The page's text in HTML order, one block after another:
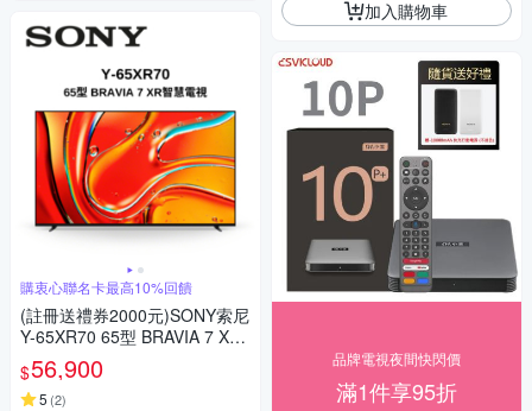
購衷心聯名卡最高10%回饋
(註冊送禮券2000元)SONY索尼
Y-65XR70 65型 BRAVIA 7 XR
智慧顯示器
$56,900
5 (2)
加入購物車
品牌電視夜間快閃價
滿1件享95折